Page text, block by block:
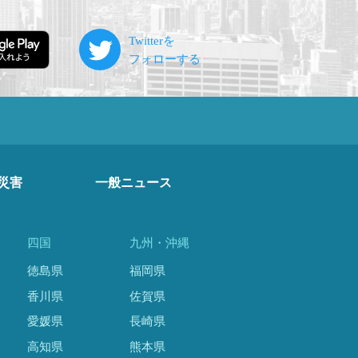
害 一般ニュース
四国
徳島県
香川県
愛媛県
高知県
九州・沖縄
福岡県
佐賀県
長崎県
熊本県